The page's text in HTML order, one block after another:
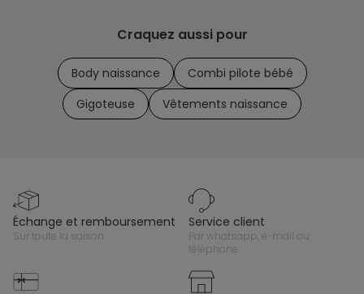
Craquez aussi pour
Body naissance
Combi pilote bébé
Gigoteuse
Vêtements naissance
échange et remboursement
sur toute la saison
service client
par whatsapp, e-mail ou
téléphone